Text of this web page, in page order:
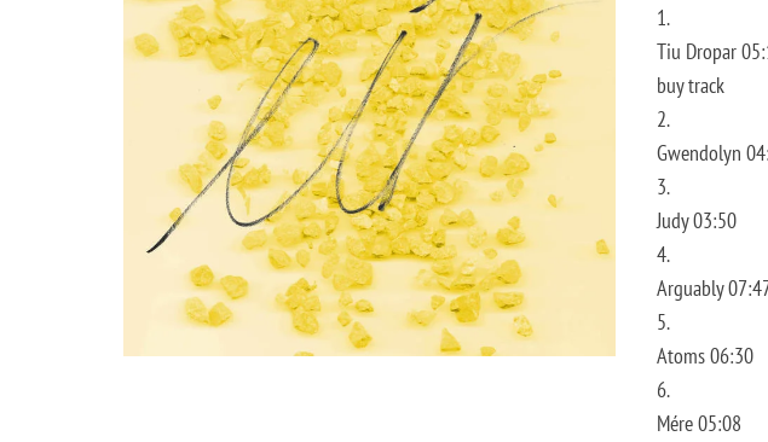
1.
Tiu Dropar
buy track
2.
Gwendolyn
3.
Judy 03:50
4.
Arguably
5.
Atoms 06:30
6.
Mére 05:08